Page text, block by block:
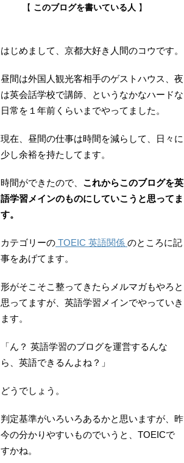
【 このブログを書いている人 】
はじめまして、京都大好き人間のコウです。
昼間は外国人観光客相手のゲストハウス、夜
は英会話学校で講師、というなかなハードな
日常を１年前くらいまでやってました。
現在、昼間の仕事は時間を減らして、日々に
少し余裕を持たしてます。
時間ができたので、 これからこのブログを英
語学習メインのものにしていこうと思ってま
す。
カテゴリーの TOEIC 英語関係 のところに記
事をあげてます。
形がそこそこ整ってきたらメルマガもやろと
思ってますが、英語学習メインでやっていき
ます。
「ん？ 英語学習のブログを運営するんな
ら、英語できるんよね？」
どうでしょう。
判定基準がいろいろあるかと思いますが、昨
今の分かりやすいものでいうと、TOEICで
すかね。